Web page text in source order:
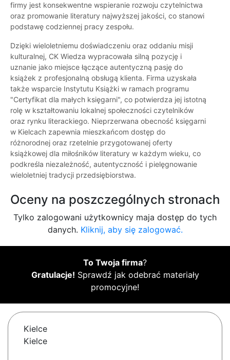
firmy jest konsekwentne wspieranie rozwoju czytelnictwa
oraz promowanie literatury najwyższej jakości, co stanowi
podstawę codziennej pracy zespołu.
Dzięki wieloletniemu doświadczeniu oraz oddaniu misji
kulturalnej, CK Wiedza wypracowała silną pozycję i
uznanie jako miejsce łączące autentyczną pasję do
książek z profesjonalną obsługą klienta. Firma uzyskała
także wsparcie Instytutu Książki w ramach programu
"Certyfikat dla małych księgarni", co potwierdza jej istotną
rolę w kształtowaniu lokalnej społeczności czytelników
oraz rynku literackiego. Nieprzerwana obecność księgarni
w Kielcach zapewnia mieszkańcom dostęp do
różnorodnej oraz rzetelnie przygotowanej oferty
książkowej dla miłośników literatury w każdym wieku, co
podkreśla niezależność, autentyczność i pielęgnowanie
wieloletniej tradycji przedsiębiorstwa.
Oceny na poszczególnych stronach
Tylko zalogowani użytkownicy maja dostęp do tych
danych. Kliknij, aby się zalogować.
To Twoja firma?
Gratulacje! Sprawdź jak odebrać materiały
promocyjne!
Kielce
Kielce